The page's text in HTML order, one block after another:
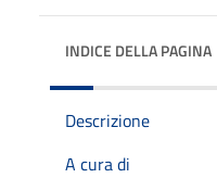
INDICE DELLA PAGINA
Descrizione
A cura di